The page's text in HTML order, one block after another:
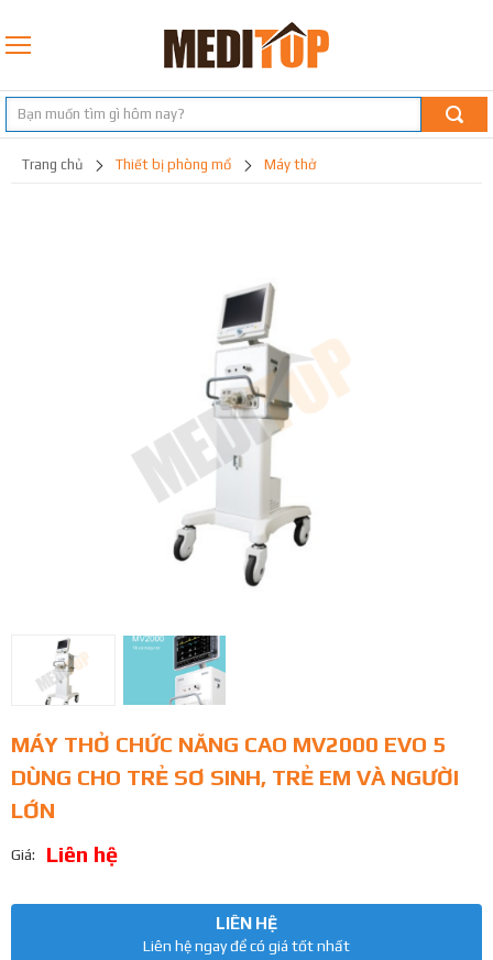
trang chủ thiết bị phòng mổ máy thở
MÁY THỞ CHỨC NĂNG CAO MV2000 EVO 5
DÙNG CHO TRẺ SƠ SINH, TRẺ EM VÀ NGƯỜI
LỚN
Giá: Liên hệ
LIÊN HỆ
Liên hệ ngay để có giá tốt nhất